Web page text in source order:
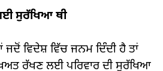
ਸੁਰੱਖਿਆ ਥੀ
ਜਦੋਂ ਵਿਦੇਸ਼ ਵਿੱਚ ਜਨਮ ਦਿੰਦੀ ਹੈ ਤਾਂ
ਰੱਖਣ ਲਈ ਪਰਿਵਾਰ ਦੀ ਸੁਰੱਖਿਆ